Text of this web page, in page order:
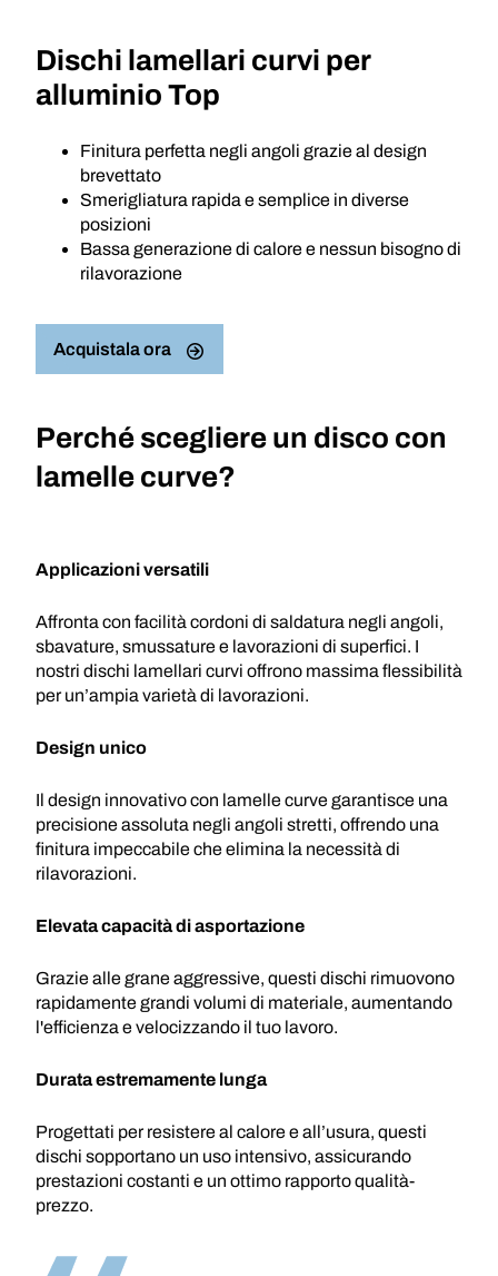
Dischi lamellari curvi per
alluminio Top
Finitura perfetta negli angoli grazie al design
brevettato
Smerigliatura rapida e semplice in diverse
posizioni
Bassa generazione di calore e nessun bisogno di
rilavorazione
Acquistala ora
Perché scegliere un disco con
lamelle curve?
Applicazioni versatili
Affronta con facilità cordoni di saldatura negli angoli,
sbavature, smussature e lavorazioni di superfici. I
nostri dischi lamellari curvi offrono massima flessibilità
per un’ampia varietà di lavorazioni.
Design unico
Il design innovativo con lamelle curve garantisce una
precisione assoluta negli angoli stretti, offrendo una
finitura impeccabile che elimina la necessità di
rilavorazioni.
Elevata capacità di asportazione
Grazie alle grane aggressive, questi dischi rimuovono
rapidamente grandi volumi di materiale, aumentando
l'efficienza e velocizzando il tuo lavoro.
Durata estremamente lunga
Progettati per resistere al calore e all’usura, questi
dischi sopportano un uso intensivo, assicurando
prestazioni costanti e un ottimo rapporto qualità-
prezzo.